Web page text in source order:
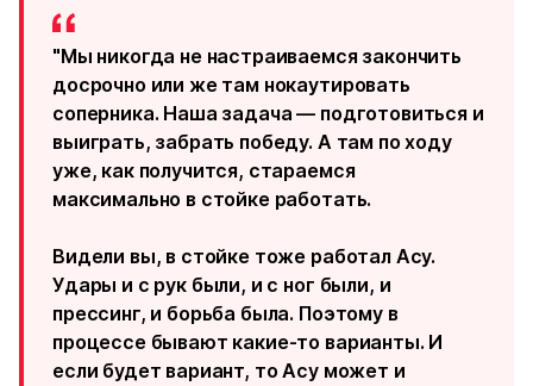
"Мы никогда не настраиваемся закончить
досрочно или же там нокаутировать
соперника. Наша задача — подготовиться и
выиграть, забрать победу. А там по ходу
уже, как получится, стараемся
максимально в стойке работать.
Видели вы, в стойке тоже работал Асу.
Удары и с рук были, и с ног были, и
прессинг, и борьба была. Поэтому в
процессе бывают какие-то варианты. И
если будет вариант, то Асу может и